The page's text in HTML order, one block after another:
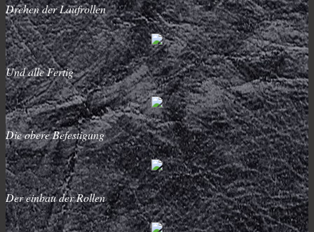
Drehen der Laufrollen
Und alle Fertig
Die obere Befestigung
Der einbau der Rollen